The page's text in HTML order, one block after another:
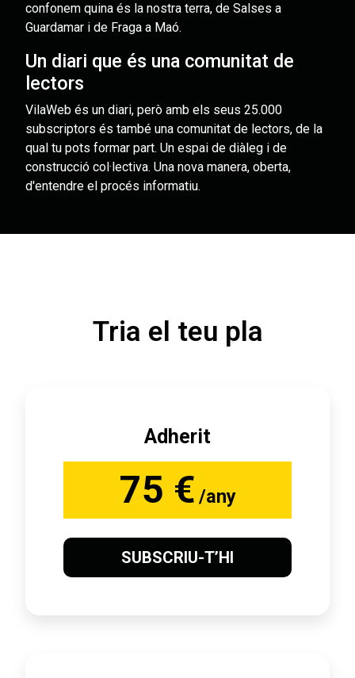
confonem quina és la nostra terra, de Salses a
Guardamar i de Fraga a Maó.
Un diari que és una comunitat de
lectors
VilaWeb és un diari, però amb els seus 25.000
subscriptors és també una comunitat de lectors, de la
qual tu pots formar part. Un espai de diàleg i de
construcció col·lectiva. Una nova manera, oberta,
d'entendre el procés informatiu.
Tria el teu pla
Adherit
75 € /any
SUBSCRIU-T’HI